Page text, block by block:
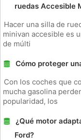
ruedas Accesible
Hacer una silla de
minivan accesible es
de múlti
Cómo proteger
Con los coches que
mucha gasolina perder
popularidad, los
¿Qué motor
Ford?